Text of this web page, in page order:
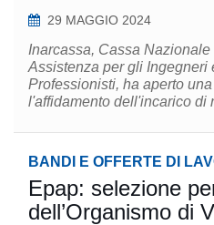
29 MAGGIO 2024
Inarcassa, Cassa
Assistenza per gli Ingegneri
Professionisti, ha aperto
l'affidamento dell'incarico di
BANDI E OFFERTE DI
Epap: selezione
dell’Organismo di